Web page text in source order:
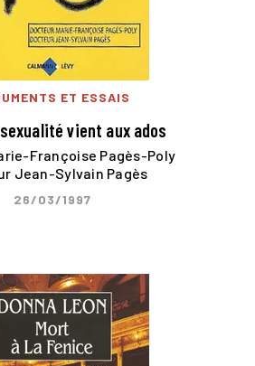
ET ESSAIS
vient aux ados
Françoise Pagès-Poly
Jean-Sylvain Pagès
26/03/1997